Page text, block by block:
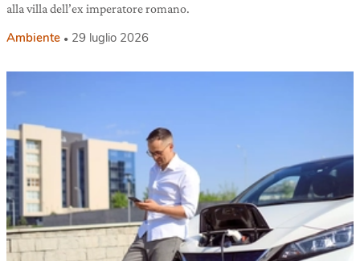
alla villa dell’ex imperatore romano.
Ambiente 29 luglio 2026